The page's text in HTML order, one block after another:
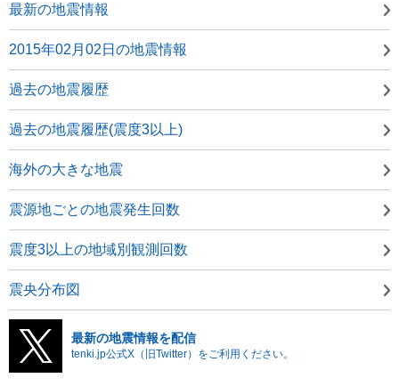
最新の地震情報
2015年02月02日の地震情報
過去の地震履歴
過去の地震履歴(震度3以上)
海外の大きな地震
震源地ごとの地震発生回数
震度3以上の地域別観測回数
震央分布図
最新の地震情報を配信
tenki.jp公式X（旧Twitter）をご利用ください。